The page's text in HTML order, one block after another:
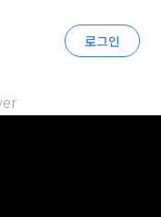
로그인